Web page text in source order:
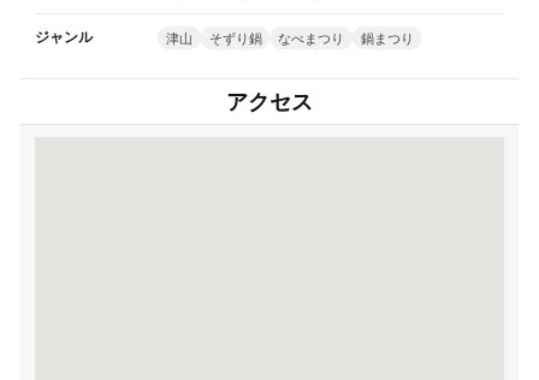
ジャンル 津山 そずり鍋 なべまつり 鍋まつり
アクセス